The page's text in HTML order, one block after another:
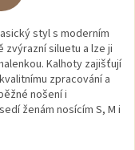
styl s moderním
zvýrazní siluetu a lze ji
Kalhoty zajišťují
zpracování a
nošení i
ženám nosícím S, M i